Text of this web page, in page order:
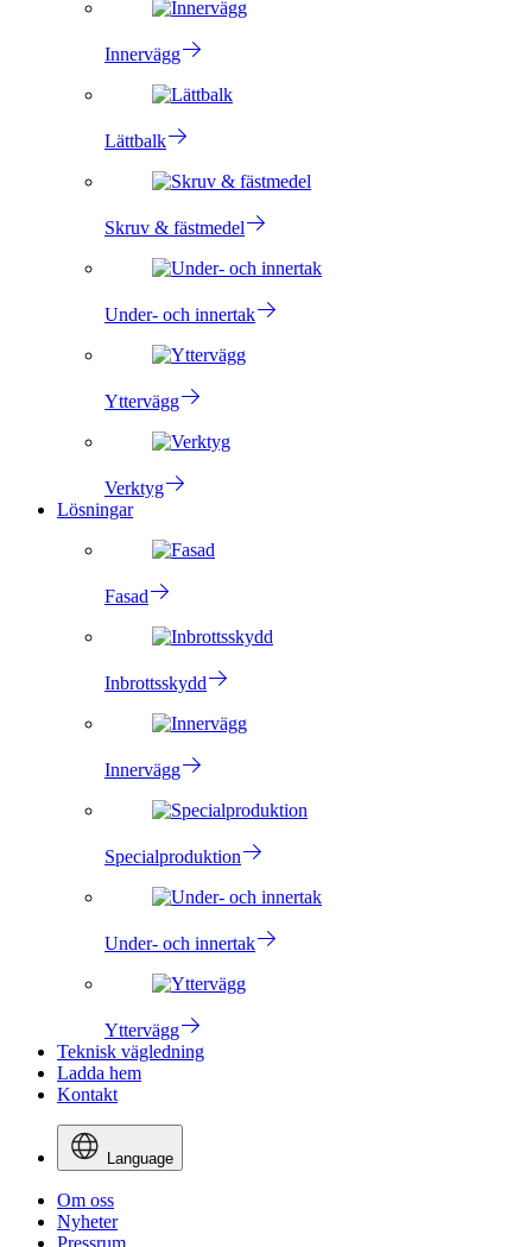
Innervägg
Lättbalk
Skruv & fästmedel
Under- och innertak
Yttervägg
Verktyg
Lösningar
Fasad
Inbrottsskydd
Innervägg
Specialproduktion
Under- och innertak
Yttervägg
Teknisk vägledning
Ladda hem
Kontakt
Language
Om oss
Nyheter
Pressrum